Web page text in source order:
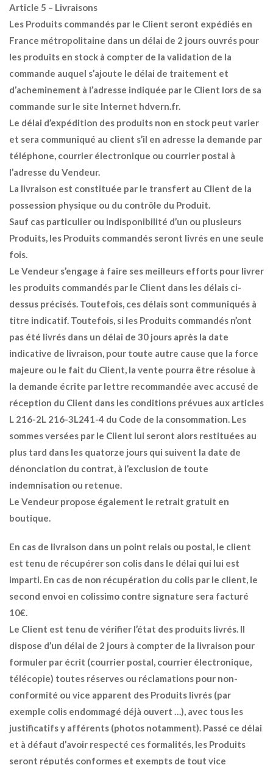
Article 5 – Livraisons
Les Produits commandés par le Client seront expédiés en
France métropolitaine dans un délai de 2 jours ouvrés pour
les produits en stock à compter de la validation de la
commande auquel s’ajoute le délai de traitement et
d’acheminement à l’adresse indiquée par le Client lors de sa
commande sur le site Internet hdvern.fr.
Le délai d’expédition des produits non en stock peut varier
et sera communiqué au client s’il en adresse la demande par
téléphone, courrier électronique ou courrier postal à
l’adresse du Vendeur.
La livraison est constituée par le transfert au Client de la
possession physique ou du contrôle du Produit.
Sauf cas particulier ou indisponibilité d’un ou plusieurs
Produits, les Produits commandés seront livrés en une seule
fois.
Le Vendeur s’engage à faire ses meilleurs efforts pour livrer
les produits commandés par le Client dans les délais ci-
dessus précisés. Toutefois, ces délais sont communiqués à
titre indicatif. Toutefois, si les Produits commandés n’ont
pas été livrés dans un délai de 30 jours après la date
indicative de livraison, pour toute autre cause que la force
majeure ou le fait du Client, la vente pourra être résolue à
la demande écrite par lettre recommandée avec accusé de
réception du Client dans les conditions prévues aux articles
L 216-2L 216-3L241-4 du Code de la consommation. Les
sommes versées par le Client lui seront alors restituées au
plus tard dans les quatorze jours qui suivent la date de
dénonciation du contrat, à l’exclusion de toute
indemnisation ou retenue.
Le Vendeur propose également le retrait gratuit en
boutique.
En cas de livraison dans un point relais ou postal, le client
est tenu de récupérer son colis dans le délai qui lui est
imparti. En cas de non récupération du colis par le client, le
second envoi en colissimo contre signature sera facturé
10€.
Le Client est tenu de vérifier l’état des produits livrés. Il
dispose d’un délai de 2 jours à compter de la livraison pour
formuler par écrit (courrier postal, courrier électronique,
télécopie) toutes réserves ou réclamations pour non-
conformité ou vice apparent des Produits livrés (par
exemple colis endommagé déjà ouvert …), avec tous les
justificatifs y afférents (photos notamment). Passé ce délai
et à défaut d’avoir respecté ces formalités, les Produits
seront réputés conformes et exempts de tout vice